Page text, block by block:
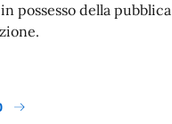
possesso della pubblica
TRASPARENTE}